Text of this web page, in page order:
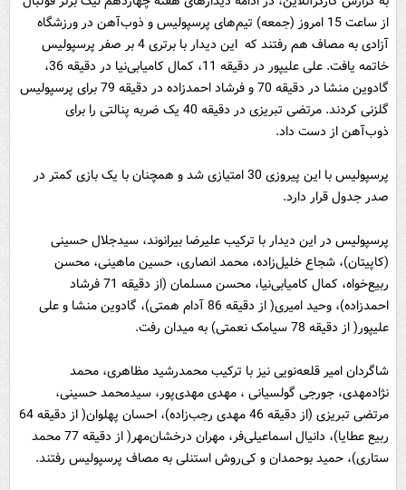
از ساعت 15 امروز (جمعه) تیم‌های پرسپولیس و ذوب‌آهن در ورزشگاه
آزادی به مصاف هم رفتند که این دیدار با برتری 4 بر صفر پرسپولیس
خاتمه یافت. علی علیپور در دقیقه 11، کمال کامیابی‌نیا در دقیقه 36،
گادوین منشا در دقیقه 70 و فرشاد احمدزاده در دقیقه 79 برای پرسپولیس
گلزنی کردند. مرتضی تبریزی در دقیقه 40 یک ضربه پنالتی را برای
ذوب‌آهن از دست داد.
پرسپولیس با این پیروزی 30 امتیازی شد و همچنان با یک بازی کمتر در
صدر جدول قرار دارد.
پرسپولیس در این دیدار با ترکیب علیرضا بیرانوند، سیدجلال حسینی
(کاپیتان)، شجاع خلیل‌زاده، محمد انصاری، حسین ماهینی، محسن
ربیع‌خواه، کمال کامیابی‌نیا، محسن مسلمان (از دقیقه 71 فرشاد
احمدزاده)، وحید امیری( از دقیقه 86 آدام همتی)، گادوین منشا و علی
علیپور( از دقیقه 78 سیامک نعمتی) به میدان رفت.
شاگردان امیر قلعه‌نویی نیز با ترکیب محمدرشید مظاهری، محمد
نژادمهدی، جورجی گولسیانی ، مهدی مهدی‌پور، سیدمحمد حسینی،
مرتضی تبریزی (از دقیقه 46 مهدی رجب‌زاده)، احسان پهلوان( از دقیقه 64
ربیع عطایا)، دانیال اسماعیلی‌فر، مهران درخشان‌مهر( از دقیقه 77 محمد
ستاری)، حمید بوحمدان و کی‌روش استنلی به مصاف پرسپولیس رفتند.